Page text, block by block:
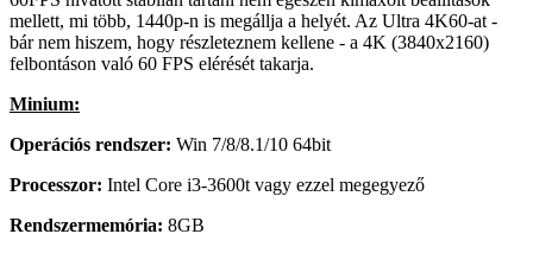
mellett, mi több, 1440p-n is megállja a helyét. Az Ultra 4K60-at -
bár nem hiszem, hogy részleteznem kellene - a 4K (3840x2160)
felbontáson való 60 FPS elérését takarja.
Minium:
Operációs rendszer: Win 7/8/8.1/10 64bit
Processzor: Intel Core i3-3600t vagy ezzel megegyező
Rendszermemória: 8GB